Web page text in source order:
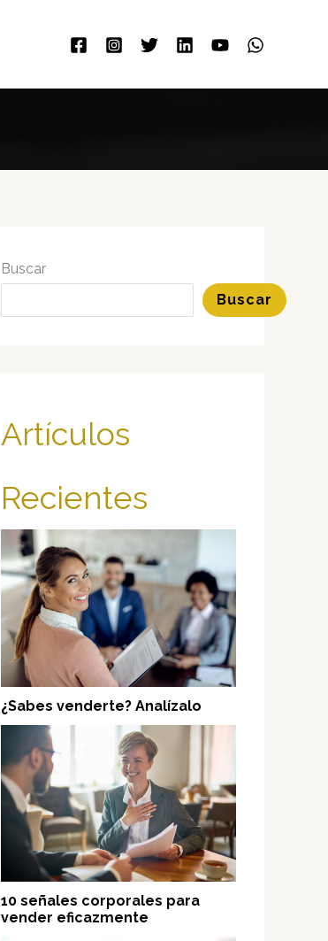
Buscar
Buscar
Artículos
Recientes
¿Sabes venderte? Analízalo
10 señales corporales para
vender eficazmente